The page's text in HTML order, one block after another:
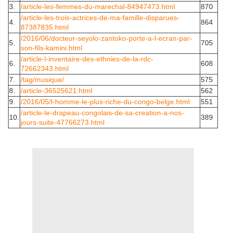
3.
/article-les-femmes-du-marechal-84947473.html
870
4.
/article-les-trois-actrices-de-ma-famille-disparues-
87387835.html
864
5.
/2016/06/docteur-seyolo-zantoko-porte-a-l-ecran-par-
son-fils-kamini.html
705
6.
/article-l-inventaire-des-ethnies-de-la-rdc-
72662343.html
608
7.
/tag/musique/
575
8.
/article-36525621.html
562
9.
/2016/05/l-homme-le-plus-riche-du-congo-belge.html
551
10.
/article-le-drapeau-congolais-de-sa-creation-a-nos-
jours-suite-47766273.html
389